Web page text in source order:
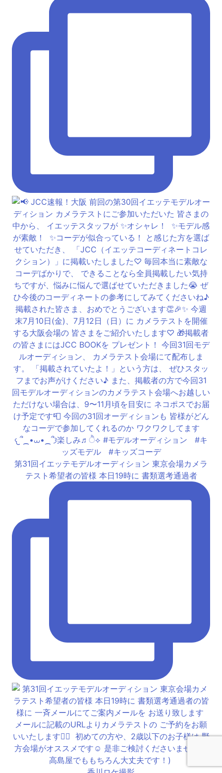
第31回イエッテモデルオーディション 東京会場カメラ
テスト希望者の皆様 本日19時に 書類選考通過者